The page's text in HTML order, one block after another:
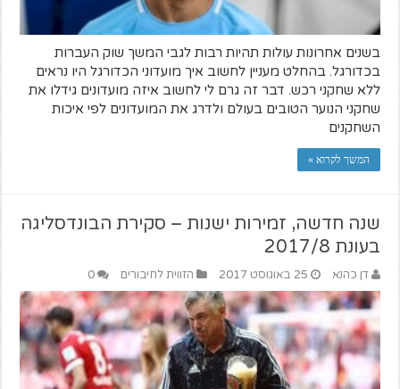
בשנים אחרונות עולות תהיות רבות לגבי המשך שוק העברות
בכדורגל. בהחלט מעניין לחשוב איך מועדוני הכדורגל היו נראים
ללא שחקני רכש. דבר זה גרם לי לחשוב איזה מועדונים גידלו את
שחקני הנוער הטובים בעולם ולדרג את המועדונים לפי איכות
השחקנים
המשך לקרוא »
שנה חדשה, זמירות ישנות – סקירת הבונדסליגה
בעונת 2017/8
דן כהנא 25 באוגוסט 2017 הזווית לחיבורים 0